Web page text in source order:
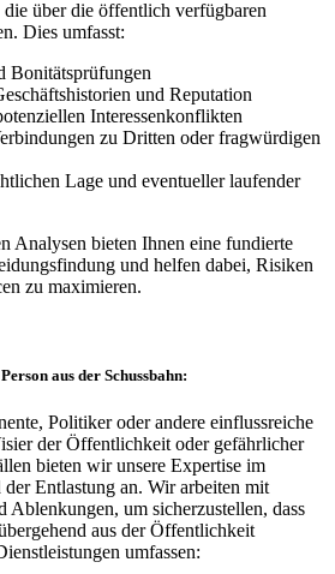
über die öffentlich verfügbaren
Dies umfasst:
Bonitätsprüfungen
und Reputation
Interessenkonflikten
zu Dritten oder fragwürdigen
Lage und eventueller laufender
Analysen bieten Ihnen eine fundierte
und helfen dabei, Risiken
zu maximieren.
aus der Schussbahn:
Politiker oder andere einflussreiche
der Öffentlichkeit oder gefährlicher
bieten wir unsere Expertise im
der Entlastung an. Wir arbeiten mit
Ablenkungen, um sicherzustellen, dass
aus der Öffentlichkeit
umfassen: